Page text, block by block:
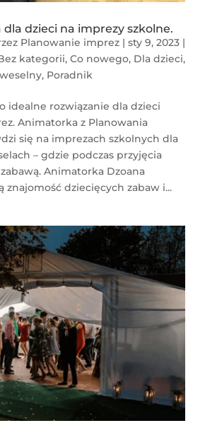
dzieci na imprezy szkolne.
Planowanie imprez| sty 9, 2023|
kategorii, Co nowego, Dla dzieci,
, Poradnik
idealne rozwiązanie dla dzieci
Animatorka z Planowania
się na imprezach szkolnych dla
– gdzie podczas przyjęcia
Animatorka Dzoana
znajomość dziecięcych zabaw i...